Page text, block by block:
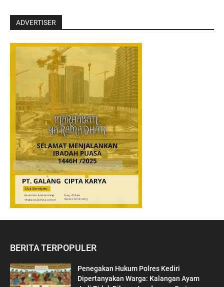
ADVERTISER
BERITA TERPOPULER
Penegakan Hukum Polres Kediri
Dipertanyakan Warga: Kalangan Ayam